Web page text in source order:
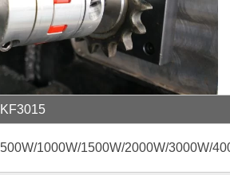
KF3015
500W/1000W/1500W/2000W/3000W/